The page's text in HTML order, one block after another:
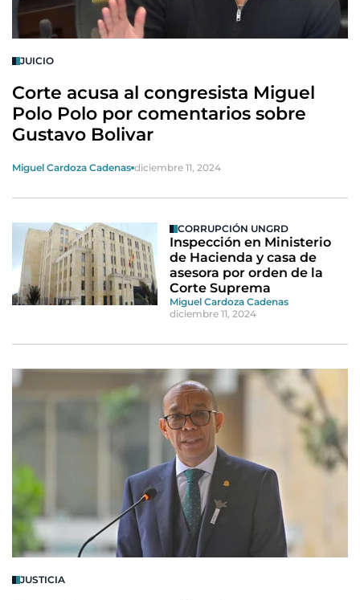
JUICIO
Corte acusa al congresista Miguel
Polo Polo por comentarios sobre
Gustavo Bolivar
Miguel Cardoza Cadenas diciembre 11, 2024
CORRUPCIÓN UNGRD
Inspección en Ministerio
de Hacienda y casa de
asesora por orden de la
Corte Suprema
Miguel Cardoza Cadenas
diciembre 11, 2024
JUSTICIA